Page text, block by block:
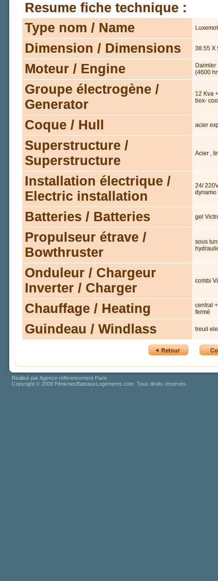
Resume fiche technique :
Type nom / Name
Dimension / Dimensions 38.55 X
Moteur / Engine
Daimler
(4600
Groupe électrogène /
Generator
12 Kva
box-
Coque / Hull acier
Superstructure /
Superstructure
Acier ,
Installation électrique /
Electric installation
24/
dynamo
Batteries / Batteries gel
Propulseur étrave /
Bowthruster
sous
Onduleur / Chargeur
Inverter / Charger
combi
Chauffage / Heating
central
fermé
Guindeau / Windlass treuil
Réalisé parAgence référencement Paris
Copyright © 2009 PénichesBateauxLogements.com. Tous droits réservés.